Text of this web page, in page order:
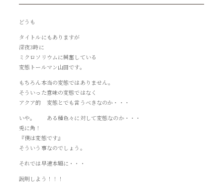
どうも
タイトルにもありますが
深夜3時に
ミクロソリウムに興奮している
変態トールマン山田です。
もちろん本当の変態ではありません。
そういった意味の変態ではなく
アクア的 変態とでも言うべきなのか・・・
いや。 ある種色々に対して変態なのか・・・
兎に角！
『僕は変態です』
そういう事なのでしょう。
それでは早速本題に・・・
説明しよう！！！